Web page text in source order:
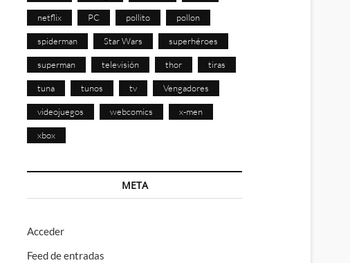
netflix PC pollito pollon
spiderman Star Wars superhéroes
superman televisión thor tiras
tuna tunos tv Vengadores
videojuegos webcomics x-men
xbox
META
Acceder
Feed de entradas